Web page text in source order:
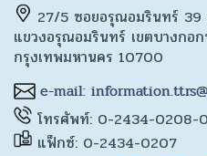
27/5 ซอยอรุณอมรินทร์
แขวงอรุณอมรินทร์ เขตบางกอ
กรุงเทพมหานคร 10700
โทรศัพท์: 0-2434-0208-
แฟ็กซ์: 0-2434-0207